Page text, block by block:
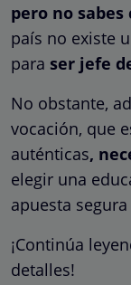
pero no sabes
país no existe
para ser jefe
No obstante,
vocación, que
auténticas,
elegir una
apuesta
¡Continúa
detalles!